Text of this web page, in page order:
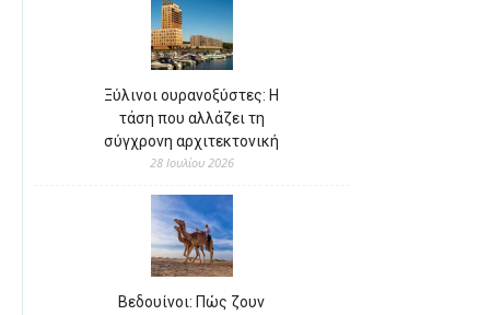
Ξύλινοι ουρανοξύστες: Η
τάση που αλλάζει τη
σύγχρονη αρχιτεκτονική
28 Ιουλίου 2026
Βεδουίνοι: Πώς ζουν